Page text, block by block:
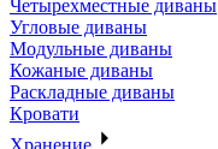
Четырехместные диваны
Угловые диваны
Модульные диваны
Кожаные диваны
Раскладные диваны
Кровати
Хранение